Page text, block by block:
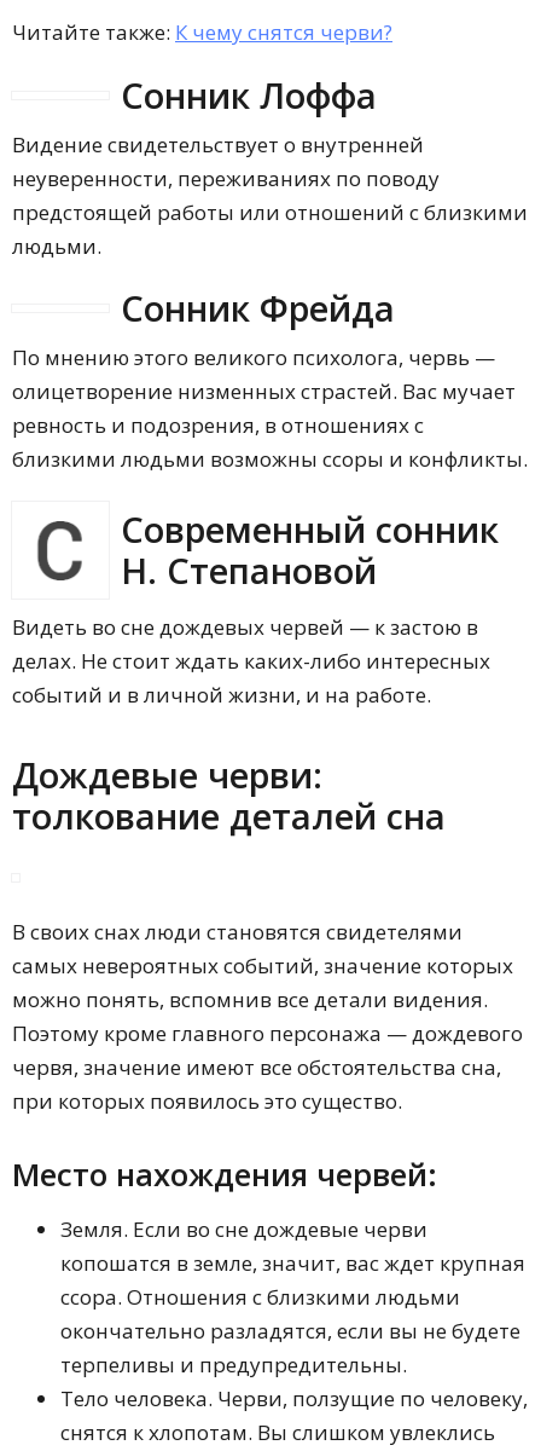
Читайте также: К чему снятся черви?
Сонник Лоффа
Видение свидетельствует о внутренней
неуверенности, переживаниях по поводу
предстоящей работы или отношений с близкими
людьми.
Сонник Фрейда
По мнению этого великого психолога, червь —
олицетворение низменных страстей. Вас мучает
ревность и подозрения, в отношениях с
близкими людьми возможны ссоры и конфликты.
Современный сонник
Н. Степановой
Видеть во сне дождевых червей — к застою в
делах. Не стоит ждать каких-либо интересных
событий и в личной жизни, и на работе.
Дождевые черви:
толкование деталей сна
В своих снах люди становятся свидетелями
самых невероятных событий, значение которых
можно понять, вспомнив все детали видения.
Поэтому кроме главного персонажа — дождевого
червя, значение имеют все обстоятельства сна,
при которых появилось это существо.
Место нахождения червей:
Земля. Если во сне дождевые черви
копошатся в земле, значит, вас ждет крупная
ссора. Отношения с близкими людьми
окончательно разладятся, если вы не будете
терпеливы и предупредительны.
Тело человека. Черви, ползущие по человеку,
снятся к хлопотам. Вы слишком увлеклись